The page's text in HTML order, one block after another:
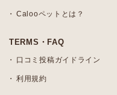
Calooペットとは？
TERMS・FAQ
口コミ投稿ガイドライン
利用規約